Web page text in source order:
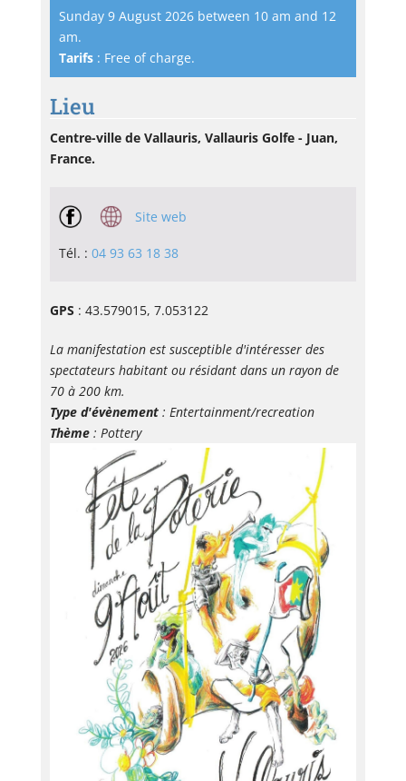
Sunday 9 August 2026 between 10 am and 12
am.
Tarifs: Free of charge.
Lieu
Centre-ville de Vallauris, Vallauris Golfe - Juan,
France.
Site web
Tél. : 04 93 63 18 38
GPS : 43.579015, 7.053122
La manifestation est susceptible d'intéresser des
spectateurs habitant ou résidant dans un rayon de
70 à 200 km.
Type d'évènement: Entertainment/recreation
Thème: Pottery